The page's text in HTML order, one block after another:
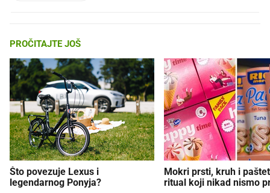
PROČITAJTE JOŠ
Što povezuje Lexus i
legendarnog Ponyja?
Mokri prsti, kruh i
ritual koji nikad nismo